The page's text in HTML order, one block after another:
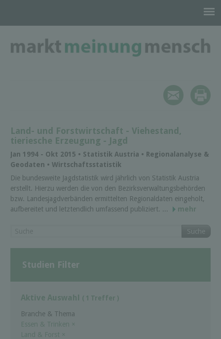
Land- und Forstwirtschaft - Viehestand,
tieriesche Erzeugung - Jagd
Jan 1994 - Okt 2015 • Statistik Austria • Regionalanalyse &
Geodaten • Wirtschaftsstatistik
Die bundesweite Jagdstatistik wird jährlich von Statistik Austria
erstellt. Hierzu werden die von den Bezirksverwaltungsbehörden
bzw. Landesjagdverbänden ermittelten Regionaldaten eingeholt,
aufbereitet und letztendlich umfassend publiziert. ...
mehr
Suche
Studien Filter
Aktive Auswahl ( 1 Treffer )
Branche & Thema
Essen & Trinken ×
Land & Forst ×